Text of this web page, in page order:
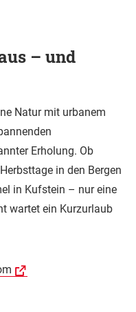
– und
Natur mit urbanem
Erholung. Ob
in den Bergen
in Kufstein – nur eine
wartet ein Kurzurlaub